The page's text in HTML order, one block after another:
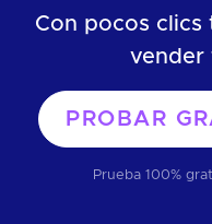
Con pocos
vender
PROBAR
Prueba 100%